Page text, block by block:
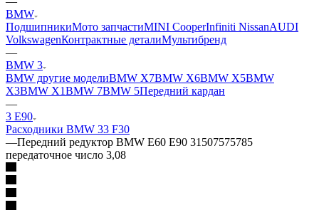
BMW
ПодшипникиМото запчастиMINI CooperInfiniti NissanAUDI
VolkswagenКонтрактные деталиМультибренд
—
BMW 3
BMW другие моделиBMW X7BMW X6BMW X5BMW
X3BMW X1BMW 7BMW 5Передний кардан
—
3 E90
Расходники BMW 33 F30
—Передний редуктор BMW E60 E90 31507575785
передаточное число 3,08